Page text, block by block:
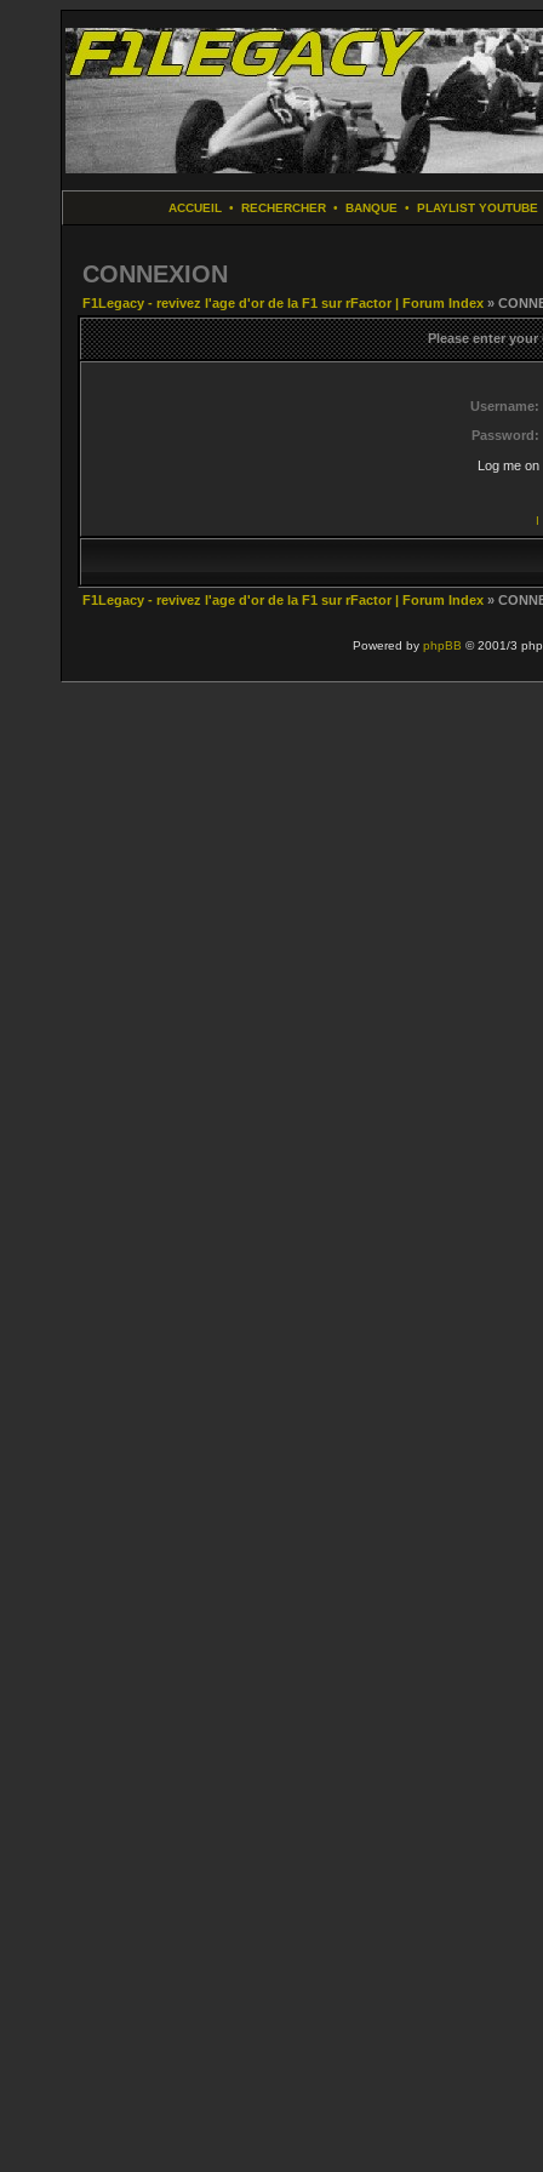
ACCUEIL • RECHERCHER• BANQUE • PLAYLIST YOUTUBE
CONNEXION
F1Legacy - revivez l'age d'or de la F1 sur rFactor | Forum Index »
Please enter
Username:
Password:
Log me
I
F1Legacy - revivez l'age d'or de la F1 sur rFactor | Forum Index »
Powered by phpBB © 2001/3